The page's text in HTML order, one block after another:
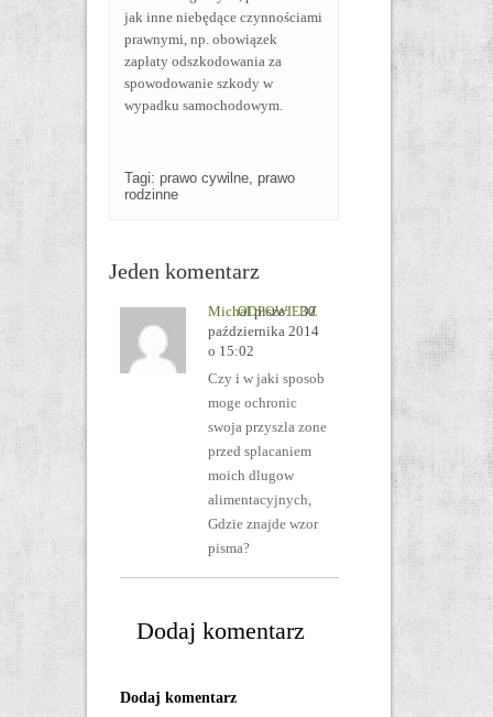
jak inne niebędące czynnościami
prawnymi, np. obowiązek
zapłaty odszkodowania za
spowodowanie szkody w
wypadku samochodowym.
Tagi: prawo cywilne, prawo
rodzinne
Jeden komentarz
Michal pisze:
30
października 2014
o 15:02
Сzy i w jaki sposob
moge ochronic
swoja przyszla zone
przed splacaniem
moich dlugow
alimentacyjnych,
Gdzie znajde wzor
pisma?
ODPOWIEDZ
Dodaj komentarz
Dodaj komentarz